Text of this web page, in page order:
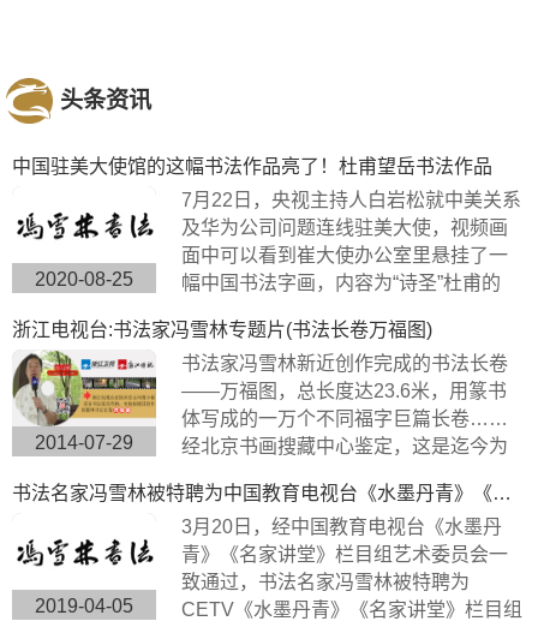
头条资讯
中国驻美大使馆的这幅书法作品亮了！杜甫望岳书法作品
2020-08-25
7月22日，央视主持人白岩松就中美关系
及华为公司问题连线驻美大使，视频画
面中可以看到崔大使办公室里悬挂了一
幅中国书法字画，内容为“诗圣”杜甫的
字体是典型欧体楷书，方圆兼备、严谨
工整、挺劲险峻。
浙江电视台:书法家冯雪林专题片(书法长卷万福图)
2014-07-29
书法家冯雪林新近创作完成的书法长卷
——万福图，总长度达23.6米，用篆书
体写成的一万个不同福字巨篇长卷……
经北京书画搜藏中心鉴定，这是迄今为
有很高的搜藏价值。浙江卫视拍摄组来
到杭州余杭径山风情小镇专门拍摄了此
次专题片。
书法名家冯雪林被特聘为中国教育电视台《水墨丹青》《名家讲堂》栏目组签约艺术家
2019-04-05
3月20日，经中国教育电视台《水墨丹
青》《名家讲堂》栏目组艺术委员会一
致通过，书法名家冯雪林被特聘为
CETV《水墨丹青》《名家讲堂》栏目组